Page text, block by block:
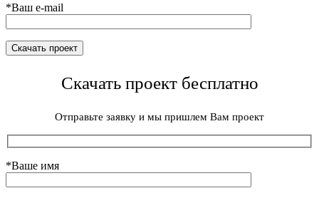
*Ваш e-mail
Скачать проект бесплатно
Отправьте заявку и мы пришлем Вам проект
*Ваше имя